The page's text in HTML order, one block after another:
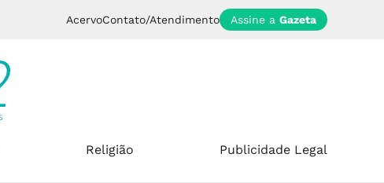
AcervoContato/Atendimento Assine a Gazeta
Religião Publicidade Legal